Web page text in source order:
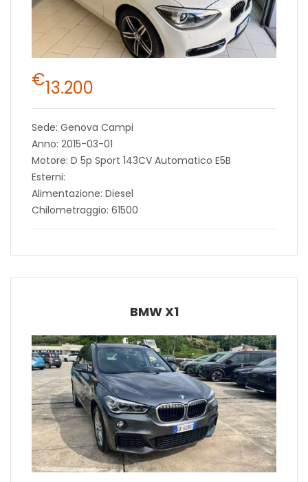
€13.200
Sede: Genova Campi
Anno: 2015-03-01
Motore: D 5p Sport 143CV Automatico E5B
Esterni:
Alimentazione: Diesel
Chilometraggio: 61500
BMW X1